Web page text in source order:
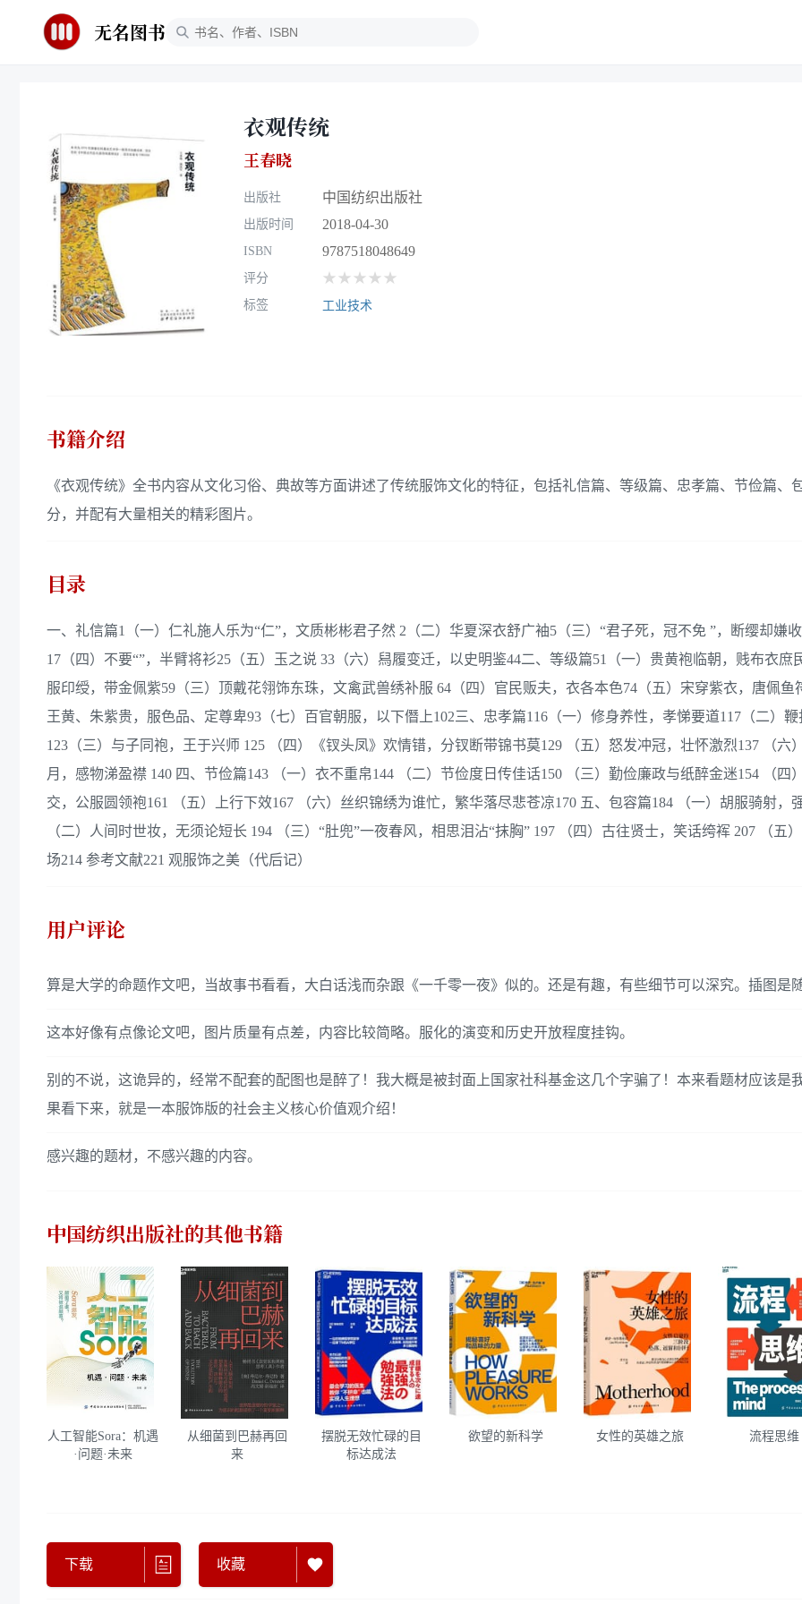
无名图书
衣观传统
王春晓
出版社 中国纺织出版社
出版时间 2018-04-30
ISBN 9787518048649
评分 ★★★★★
标签 工业技术
书籍介绍
《衣观传统》全书内容从文化习俗、典故等方面讲述了传统服饰文化的特征，包括礼信篇、等级篇、忠孝篇、节俭篇、
分，并配有大量相关的精彩图片。
目录
一、礼信篇1（一）仁礼施人乐为“仁”，文质彬彬君子然 2（二）华夏深衣舒广袖5（三）“君子死，冠不免 ”，断缨却嫌
17（四）不要“”，半臂将衫25（五）玉之说 33（六）舄履变迁，以史明鉴44二、等级篇51（一）贵黄袍临朝，贱布衣庶
服印绶，带金佩紫59（三）顶戴花翎饰东珠，文禽武兽绣补服 64（四）官民贩夫，衣各本色74（五）宋穿紫衣，唐佩鱼
王黄、朱紫贵，服色品、定尊卑93（七）百官朝服，以下僭上102三、忠孝篇116（一）修身养性，孝悌要道117（二）
123（三）与子同袍，王于兴师 125 （四）《钗头凤》欢情错，分钗断带锦书莫129 （五）怒发冲冠，壮怀激烈137 （六
月，感物涕盈襟 140 四、节俭篇143 （一）衣不重帛144 （二）节俭度日传佳话150 （三）勤俭廉政与纸醉金迷154 （四
交，公服圆领袍161 （五）上行下效167 （六）丝织锦绣为谁忙，繁华落尽悲苍凉170 五、包容篇184 （一）胡服骑射，
（二）人间时世妆，无须论短长 194 （三）“肚兜”一夜春风，相思泪沾“抹胸” 197 （四）古往贤士，笑话绔裈 207 （五
场214 参考文献221 观服饰之美（代后记）
用户评论
算是大学的命题作文吧，当故事书看看，大白话浅而杂跟《一千零一夜》似的。还是有趣，有些细节可以深究。插图是
这本好像有点像论文吧，图片质量有点差，内容比较简略。服化的演变和历史开放程度挂钩。
别的不说，这诡异的，经常不配套的配图也是醉了！我大概是被封面上国家社科基金这几个字骗了！本来看题材应该是
果看下来，就是一本服饰版的社会主义核心价值观介绍！
感兴趣的题材，不感兴趣的内容。
中国纺织出版社的其他书籍
人工智能Sora：机遇
·问题·未来
从细菌到巴赫再回
来
摆脱无效忙碌的目
标达成法
欲望的新科学 女性的英雄之旅 流程思维
下载 收藏